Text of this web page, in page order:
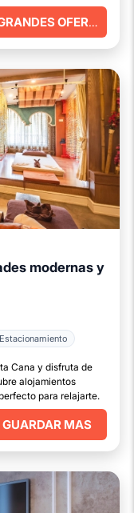
GRANDES OFERTAS
modernas y
Estacionamiento
Cana y disfruta de
alojamientos
para relajarte.
GUARDAR MAS